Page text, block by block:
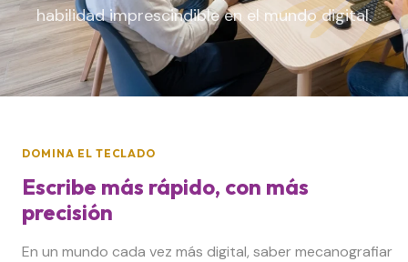
habilidad imprescindible en el mundo digital.
DOMINA EL TECLADO
Escribe más rápido, con más
precisión
En un mundo cada vez más digital, saber mecanografiar